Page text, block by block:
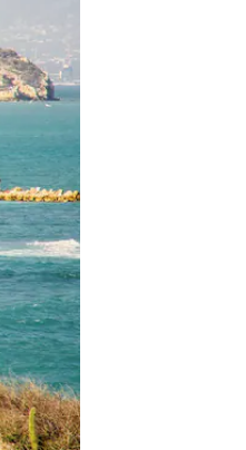
desliza el dedo.